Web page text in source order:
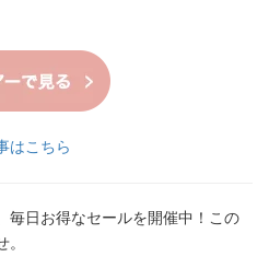
はこちら
毎日お得なセールを開催中！この